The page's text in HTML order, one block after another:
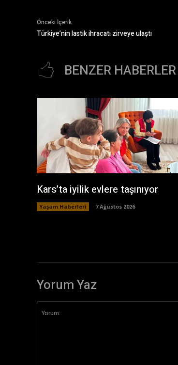
Önceki İçerik
Türkiye’nin lastik ihracatı zirveye ulaştı
BENZER HABERLER
Kars’ta iyilik evlere taşınıyor
Yaşam Haberleri 7 Ağustos 2026
Yorum Yaz